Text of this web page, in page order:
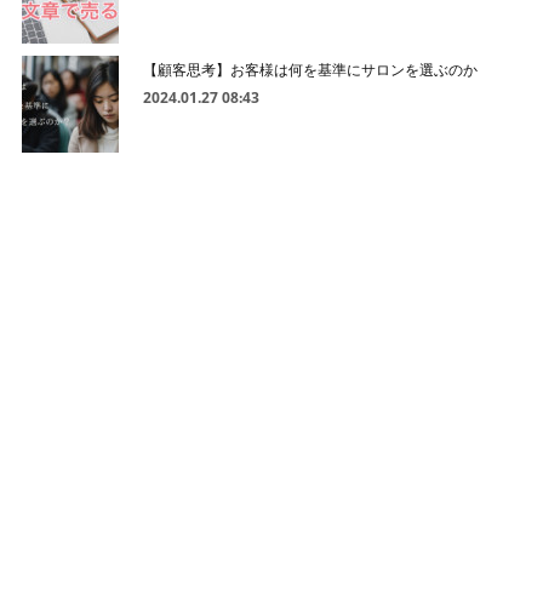
【顧客思考】お客様は何を基準にサロンを選ぶのか
2024.01.27 08:43